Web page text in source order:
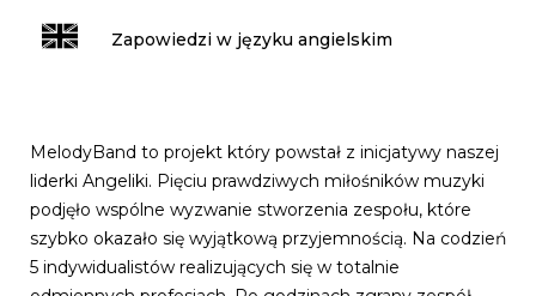
Zapowiedzi w języku angielskim
MelodyBand to projekt który powstał z inicjatywy naszej
liderki Angeliki. Pięciu prawdziwych miłośników muzyki
podjęło wspólne wyzwanie stworzenia zespołu, które
szybko okazało się wyjątkową przyjemnością. Na codzień
5 indywidualistów realizujących się w totalnie